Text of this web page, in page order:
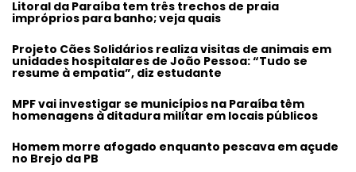
Litoral da Paraíba tem três trechos de praia
impróprios para banho; veja quais
Projeto Cães Solidários realiza visitas de animais em
unidades hospitalares de João Pessoa: “Tudo se
resume à empatia”, diz estudante
MPF vai investigar se municípios na Paraíba têm
homenagens à ditadura militar em locais públicos
Homem morre afogado enquanto pescava em açude
no Brejo da PB